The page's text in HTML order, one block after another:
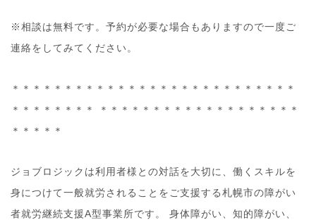
※相談は無料です。予約が必要な場合もありますので一度ご
連絡をしてみてください。
＊＊＊＊＊＊＊＊＊＊＊＊＊＊＊＊＊＊＊＊＊＊＊＊＊＊＊
＊＊＊＊＊＊＊＊ ＊＊＊＊＊＊＊＊＊＊＊＊＊＊＊＊＊＊＊
＊＊＊＊＊
ジョブロジックは利用者様との対話を大切に、働くスキルを
身につけて一般就労されることをご支援する札幌市の障がい
者就労継続支援A型事業所です。 身体障がい、知的障がい、